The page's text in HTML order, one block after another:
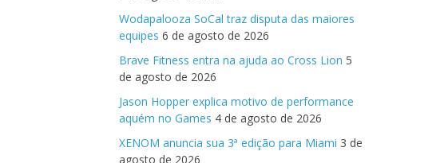
Wodapalooza SoCal traz disputa das maiores
equipes 6 de agosto de 2026
Brave Fitness entra na ajuda ao Cross Lion 5
de agosto de 2026
Jason Hopper explica motivo de performance
aquém no Games 4 de agosto de 2026
XENOM anuncia sua 3ª edição para Miami 3 de
agosto de 2026